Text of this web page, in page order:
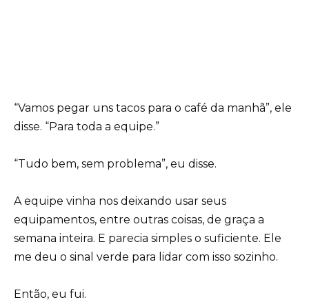
“Vamos pegar uns tacos para o café da manhã”, ele
disse. “Para toda a equipe.”
“Tudo bem, sem problema”, eu disse.
A equipe vinha nos deixando usar seus
equipamentos, entre outras coisas, de graça a
semana inteira. E parecia simples o suficiente. Ele
me deu o sinal verde para lidar com isso sozinho.
Então, eu fui.